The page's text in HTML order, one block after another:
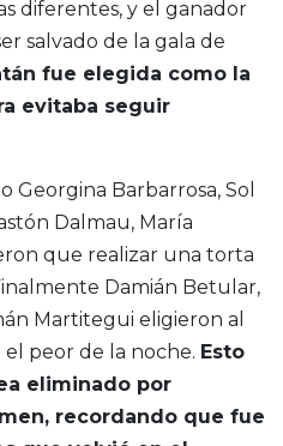
diferentes, y el ganador
salvado de la gala de
fue elegida como la
evitaba seguir
Georgina Barbarrosa, Sol
Dalmau, María
que realizar una torta
Damián Betular,
Martitegui eligieron al
peor de la noche. Esto
eliminado por
recordando que fue